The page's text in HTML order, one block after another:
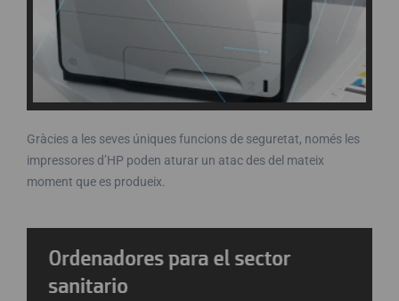
Gràcies a les seves úniques funcions de seguretat, només les
impressores d’HP poden aturar un atac des del mateix
moment que es produeix.